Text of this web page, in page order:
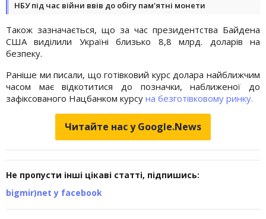
НБУ під час війни ввів до обігу пам'ятні монети
Також зазначається, що за час президентства Байдена
США виділили Україні близько 8,8 млрд. доларів на
безпеку.
Раніше ми писали, що готівковий курс долара найближчим
часом має відкотитися до позначки, наближеної до
зафіксованого Нацбанком курсу на безготівковому ринку.
Читайте нас у Google.News
Не пропусти інші цікаві статті, підпишись:
bigmir)net у facebook